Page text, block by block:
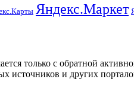
Яндекс.Маркет
только с обратной
источников и других